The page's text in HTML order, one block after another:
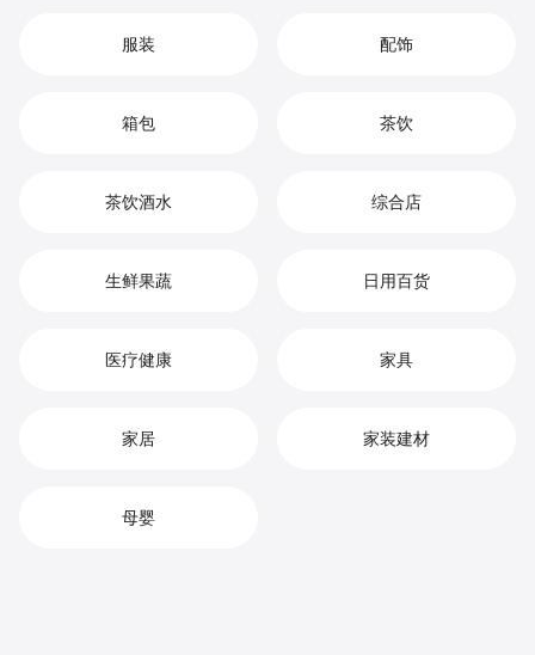
服装 配饰
箱包 茶饮
茶饮酒水 综合店
生鲜果蔬 日用百货
医疗健康 家具
家居 家装建材
母婴